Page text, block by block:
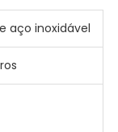
aço inoxidável